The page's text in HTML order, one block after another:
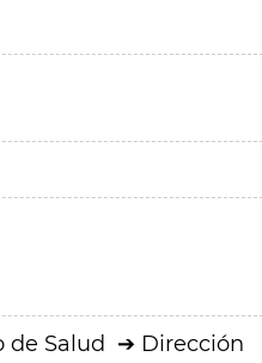
de Salud
Dirección